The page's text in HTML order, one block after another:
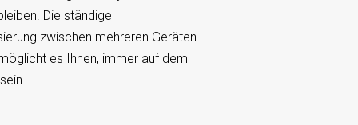
Die ständige
zwischen mehreren Geräten
es Ihnen, immer auf dem